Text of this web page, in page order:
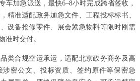
车加急派送，最快6–8小时完成跨省签收，
精准适配政务加急文件、工程投标标书、
设备抢修零件、展会紧急物料等限时刚需
准时交付。
类合规空运承运，适配北京政务商务及高
密公文、投标资质、签约原件等保密急